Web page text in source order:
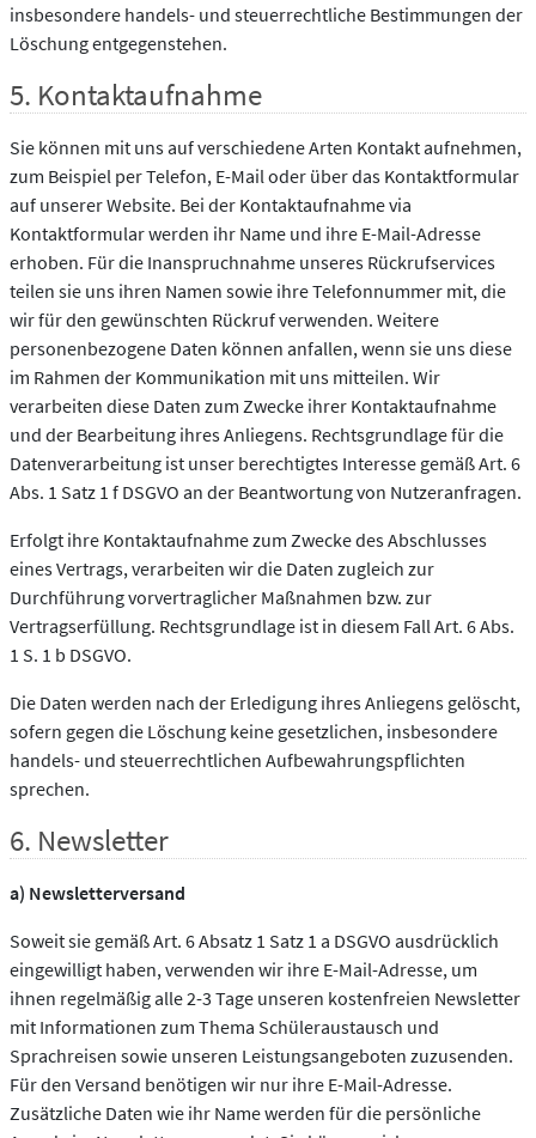
insbesondere handels- und steuerrechtliche Bestimmungen der
Löschung entgegenstehen.
5. Kontaktaufnahme
Sie können mit uns auf verschiedene Arten Kontakt aufnehmen,
zum Beispiel per Telefon, E-Mail oder über das Kontaktformular
auf unserer Website. Bei der Kontaktaufnahme via
Kontaktformular werden ihr Name und ihre E-Mail-Adresse
erhoben. Für die Inanspruchnahme unseres Rückrufservices
teilen sie uns ihren Namen sowie ihre Telefonnummer mit, die
wir für den gewünschten Rückruf verwenden. Weitere
personenbezogene Daten können anfallen, wenn sie uns diese
im Rahmen der Kommunikation mit uns mitteilen. Wir
verarbeiten diese Daten zum Zwecke ihrer Kontaktaufnahme
und der Bearbeitung ihres Anliegens. Rechtsgrundlage für die
Datenverarbeitung ist unser berechtigtes Interesse gemäß Art. 6
Abs. 1 Satz 1 f DSGVO an der Beantwortung von Nutzeranfragen.
Erfolgt ihre Kontaktaufnahme zum Zwecke des Abschlusses
eines Vertrags, verarbeiten wir die Daten zugleich zur
Durchführung vorvertraglicher Maßnahmen bzw. zur
Vertragserfüllung. Rechtsgrundlage ist in diesem Fall Art. 6 Abs.
1 S. 1 b DSGVO.
Die Daten werden nach der Erledigung ihres Anliegens gelöscht,
sofern gegen die Löschung keine gesetzlichen, insbesondere
handels- und steuerrechtlichen Aufbewahrungspflichten
sprechen.
6. Newsletter
a) Newsletterversand
Soweit sie gemäß Art. 6 Absatz 1 Satz 1 a DSGVO ausdrücklich
eingewilligt haben, verwenden wir ihre E-Mail-Adresse, um
ihnen regelmäßig alle 2-3 Tage unseren kostenfreien Newsletter
mit Informationen zum Thema Schüleraustausch und
Sprachreisen sowie unseren Leistungsangeboten zuzusenden.
Für den Versand benötigen wir nur ihre E-Mail-Adresse.
Zusätzliche Daten wie ihr Name werden für die persönliche